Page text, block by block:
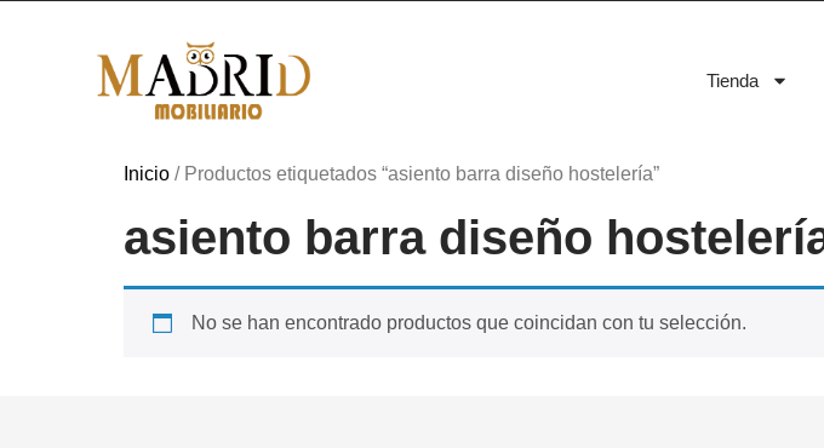
Tienda
Inicio / Productos etiquetados “asiento barra diseño hostelería”
asiento barra diseño
No se han encontrado productos que coincidan con tu selección.